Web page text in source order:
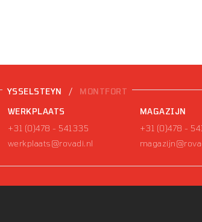
YSSELSTEYN / MONTFORT
WERKPLAATS
+31 (0)478 - 541335
werkplaats@rovadi.nl
MAGAZIJN
+31 (0)478 -